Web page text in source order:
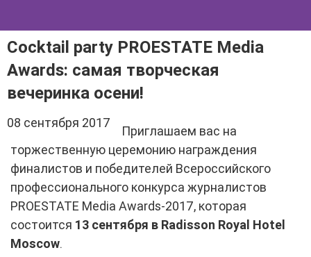
Сocktail party PROESTATE Media
Awards: самая творческая
вечеринка осени!
08 сентября 2017
Приглашаем вас на
торжественную церемонию награждения
финалистов и победителей Всероссийского
профессионального конкурса журналистов
PROESTATE Media Awards-2017, которая
состоится 13 сентября в Radisson Royal Hotel
Moscow.